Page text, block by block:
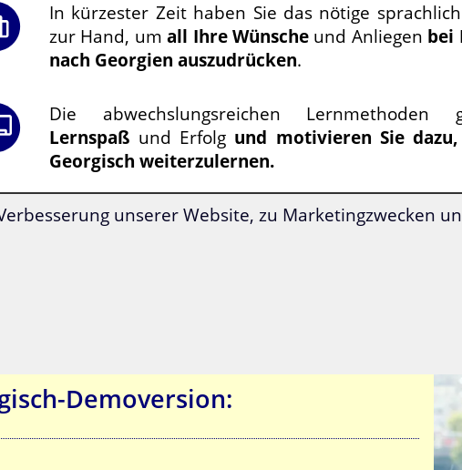
In kürzester Zeit haben Sie das nötige
zur Hand, umall Ihre Wünsche und Anliegen bei
nach Georgien auszudrücken.
Die abwechslungsreichen Lernmethoden
Lernspaß und Erfolg und motivieren Sie
Georgisch weiterzulernen.
InklusiveGeorgien-Reiseführer.
Demoversion:
unserer Website, zu Marketingzwecken